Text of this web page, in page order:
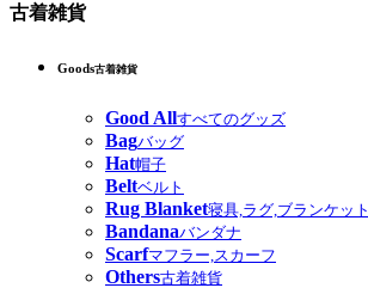
古着雑貨
Goods古着雑貨
Good Allすべてのグッズ
Bagバッグ
Hat帽子
Beltベルト
Rug Blanket寝具,ラグ,ブランケット
Bandanaバンダナ
Scarfマフラー,スカーフ
Others古着雑貨